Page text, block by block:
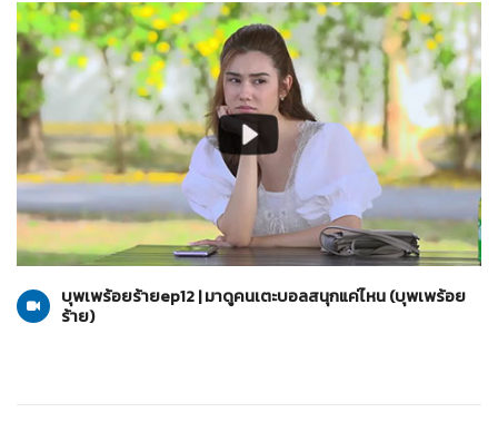
06-07-2565
บุพเพร้อยร้าย
บุพเพร้อยร้ายep12 | มาดูคนเตะบอลสนุกแค่ไหน (บุพเพร้อย
ร้าย)